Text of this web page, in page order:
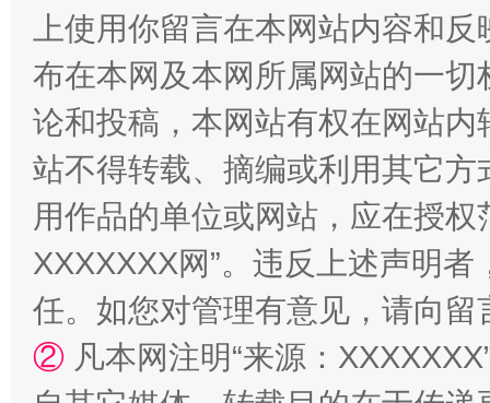
“蜀中异人”王建安的艺术幻境
上使用你留言在本网站内容和
布在本网及本网所属网站的一
论和投稿，本网站有权在网站
站不得转载、摘编或利用其它
用作品的单位或网站，应在授
XXXXXXX网”。违反上述声明
任。如您对管理有意见，请向
② 凡本网注明“来源：